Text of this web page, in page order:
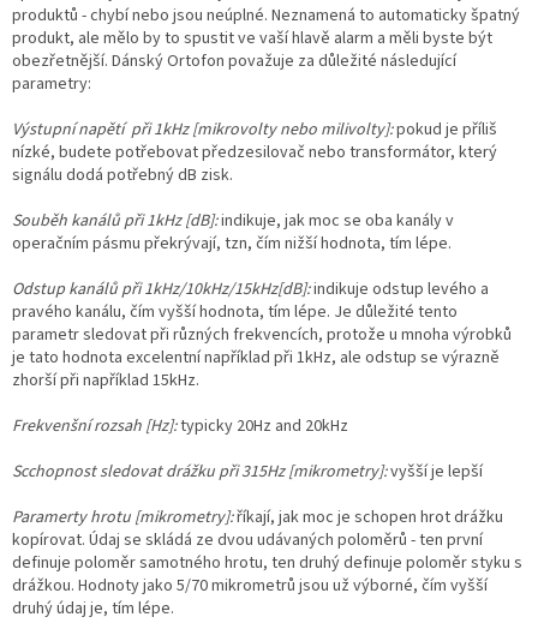
produktů - chybí nebo jsou neúplné. Neznamená to automaticky špatný
produkt, ale mělo by to spustit ve vaší hlavě alarm a měli byste být
obezřetnější. Dánský Ortofon považuje za důležité následující
parametry:
Výstupní napětí při 1kHz [mikrovolty nebo milivolty]:pokud je příliš
nízké, budete potřebovat předzesilovač nebo transformátor, který
signálu dodá potřebný dB zisk.
Souběh kanálů při 1kHz [dB]:indikuje, jak moc se oba kanály v
operačním pásmu překrývají, tzn, čím nižší hodnota, tím lépe.
Odstup kanálů při 1kHz/10kHz/15kHz[dB]:indikuje odstup levého a
pravého kanálu, čím vyšší hodnota, tím lépe. Je důležité tento
parametr sledovat při různých frekvencích, protože u mnoha výrobků
je tato hodnota excelentní například při 1kHz, ale odstup se výrazně
zhorší při například 15kHz.
Frekvenšní rozsah [Hz]:typicky 20Hz and 20kHz
Scchopnost sledovat drážku při 315Hz [mikrometry]:vyšší je lepší
Paramerty hrotu [mikrometry]:říkají, jak moc je schopen hrot drážku
kopírovat. Údaj se skládá ze dvou udávaných poloměrů - ten první
definuje poloměr samotného hrotu, ten druhý definuje poloměr styku s
drážkou. Hodnoty jako 5/70 mikrometrů jsou už výborné, čím vyšší
druhý údaj je, tím lépe.